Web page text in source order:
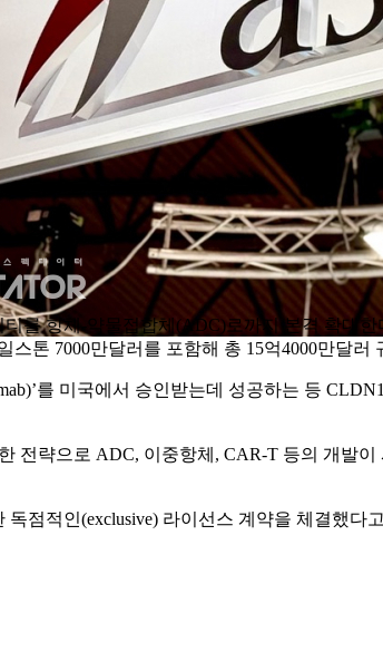
를 항체-약물접합체(ADC)로까지 본격 확대
톤 7000만달러를 포함해 총 15억4000만달러
를 미국에서 승인받는데 성공하는 등
전략으로 ADC, 이중항체, CAR-T 등의 개발
점적인(exclusive) 라이선스 계약을 체결했다